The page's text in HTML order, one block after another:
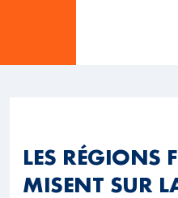
LES RÉGIONS
MISENT SUR